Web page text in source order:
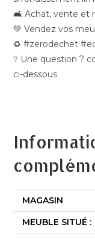
🛋️ Achat, vente et
💚 Vendez vos
♻️ #zerodechet
❔ Une question ?
ci-dessous
MAGASIN
MEUBLE SITUÉ :